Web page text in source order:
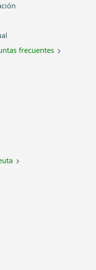
frecuentes